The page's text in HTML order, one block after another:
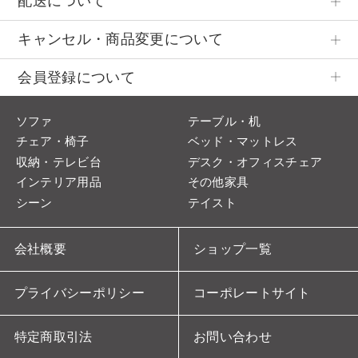
キャンセル・商品変更について
会員登録について
会社概要 ショップ一覧
プライバシーポリシー コーポレートサイト
特定商取引法 お問い合わせ
ソファ
テーブル・机
チェア・椅子
ベッド・マットレス
収納・テレビ台
デスク・オフィスチェア
インテリア用品
その他家具
シーン
テイスト